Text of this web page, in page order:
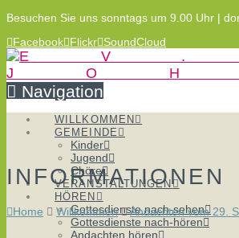
Besuchen Sie uns sonntags um 9.00 Uhr |
Facebook Flickr SoundCloud
Navigation
WILLKOMMEN
GEMEINDE
Kinder
Jugend
Chöre
VERANSTALTUNGEN
HÖREN
Gottesdienste nach-sehen
Gottesdienste nach-hören
Andachten hören
INFORMATIONEN
Home Willkommen Andachten vom 29.